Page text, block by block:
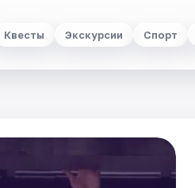
Квесты Экскурсии Спорт